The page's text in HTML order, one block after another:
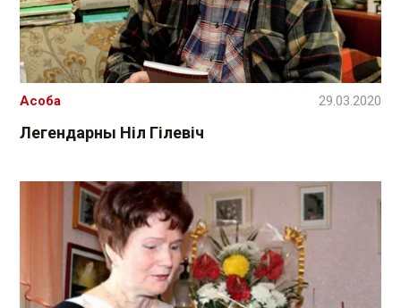
Легендарны Ніл Гілевіч
Асоба 29.03.2020